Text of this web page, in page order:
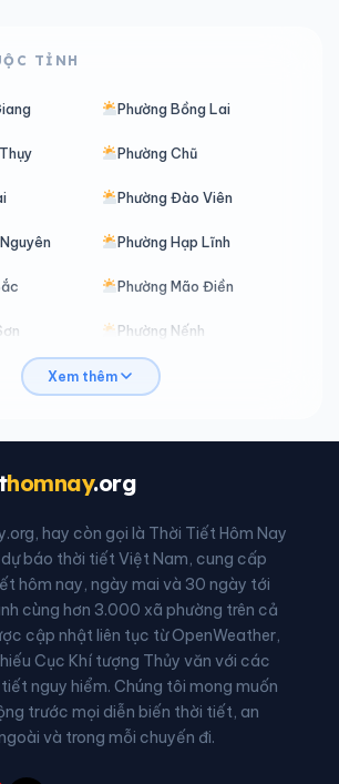
TỈNH
Phường Bồng Lai
Phường Chũ
Phường Đào Viên
Phường Hạp Lĩnh
Phường Mão Điền
Phường Nếnh
Phường Ninh Xá
Sơn
Phường Tân Tiến
Phường Tiền Phong
Phường Trí Quả
Phường Từ Sơn
Phường Việt Yên
Xem thêm
homnay.org
hay còn gọi là Thời Tiết Hôm Nay
báo thời tiết Việt Nam, cung cấp
hôm nay, ngày mai và 30 ngày tới
cùng hơn 3.000 xã phường trên cả
cập nhật liên tục từ OpenWeather,
Cục Khí tượng Thủy văn với các
nguy hiểm. Chúng tôi mong muốn
trước mọi diễn biến thời tiết, an
và trong mỗi chuyến đi.